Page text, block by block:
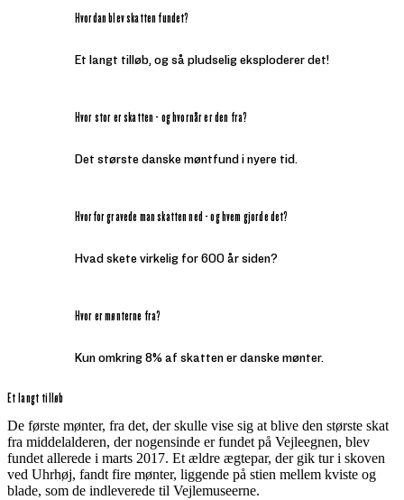
Hvordan blev skatten fundet?
Et langt tilløb, og så pludselig eksploderer det!
Hvor stor er skatten - og hvornår er den fra?
Det største danske møntfund i nyere tid.
Hvorfor gravede man skatten ned - og hvem gjorde det?
Hvad skete virkelig for 600 år siden?
Hvor er mønterne fra?
Kun omkring 8% af skatten er danske mønter.
Et langt tilløb
De første mønter, fra det, der skulle vise sig at blive den største skat
fra middelalderen, der nogensinde er fundet på Vejleegnen, blev
fundet allerede i marts 2017. Et ældre ægtepar, der gik tur i skoven
ved Uhrhøj, fandt fire mønter, liggende på stien mellem kviste og
blade, som de indleverede til Vejlemuseerne.